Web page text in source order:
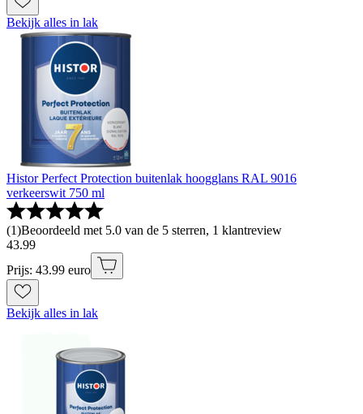
Bekijk alles in lak
Histor Perfect Protection buitenlak hoogglans RAL 9016
verkeerswit 750 ml
(1)Beoordeeld met 5.0 van de 5 sterren, 1 klantreview
43.99
Prijs: 43.99 euro
Bekijk alles in lak